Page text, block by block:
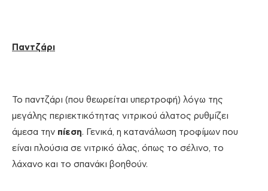
Παντζάρι
Το παντζάρι (που θεωρείται υπερτροφή) λόγω της
μεγάλης περιεκτικότητας νιτρικού άλατος ρυθμίζει
άμεσα την πίεση. Γενικά, η κατανάλωση τροφίμων που
είναι πλούσια σε νιτρικό άλας, όπως το σέλινο, το
λάχανο και το σπανάκι βοηθούν.